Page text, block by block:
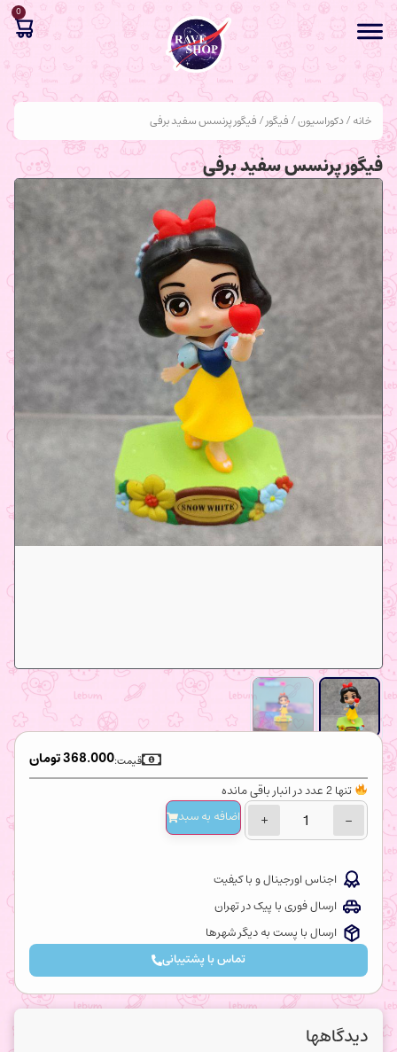
0
خانه/دکوراسیون/فیگور/ فیگور پرنسس سفید برفی
فیگور پرنسس سفید برفی
368.000تومان قیمت:
تنها 2 عدد در انبار باقی مانده
−
+ اضافه‌ به سبد
اجناس اورجینال و با کیفیت
ارسال فوری با پیک در تهران
ارسال با پست به دیگر شهرها
تماس با پشتیبانی
دیدگاهها